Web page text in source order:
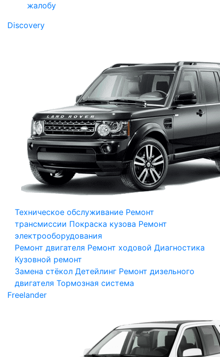
жалобу
Discovery
Техническое обслуживание Ремонт
трансмиссии Покраска кузова Ремонт
электрооборудования
Ремонт двигателя Ремонт ходовой Диагностика
Кузовной ремонт
Замена стёкол Детейлинг Ремонт дизельного
двигателя Тормозная система
Freelander